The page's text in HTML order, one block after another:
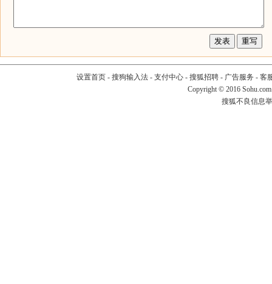
设置首页- 搜狗输入法- 支付中心- 搜狐招聘- 广告服务 - 客
Copyright © 2016
搜狐不良信息